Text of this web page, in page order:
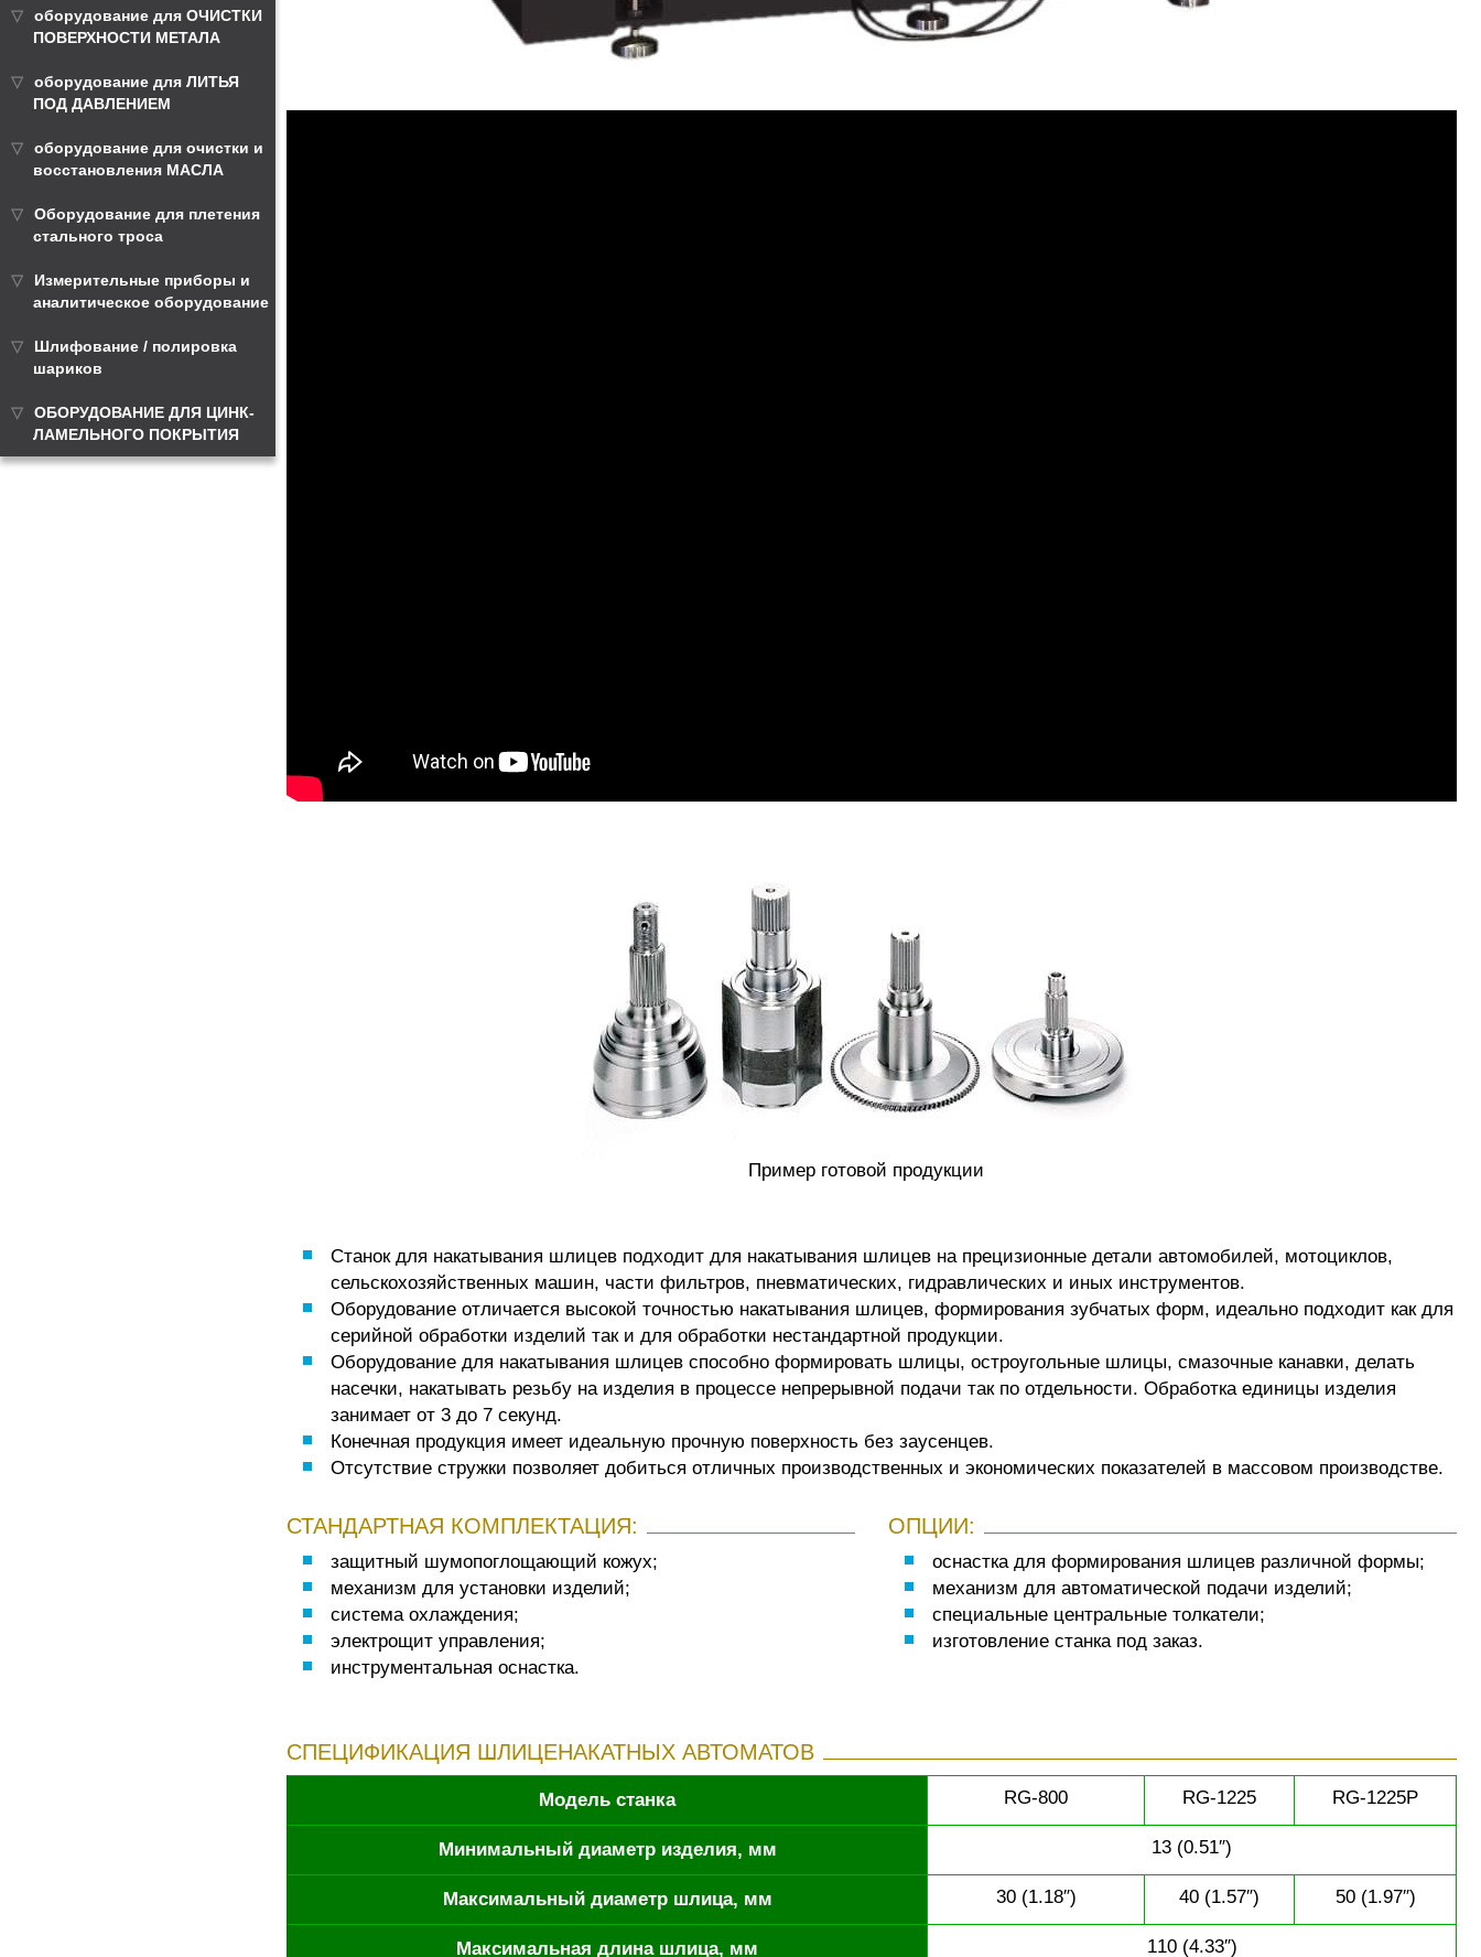
оборудование для ОЧИСТКИ
ПОВЕРХНОСТИ МЕТАЛА
оборудование для ЛИТЬЯ
ПОД ДАВЛЕНИЕМ
оборудование для очистки и
восстановления МАСЛА
Оборудование для плетения
стального троса
Измерительные приборы и
аналитическое оборудование
Шлифование / полировка
шариков
ОБОРУДОВАНИЕ ДЛЯ ЦИНК-
ЛАМЕЛЬНОГО ПОКРЫТИЯ
Пример готовой продукции
Станок для накатывания шлицев подходит для накатывания шлицев на прецизионные детали автомобилей, мотоциклов,
сельскохозяйственных машин, части фильтров, пневматических, гидравлических и иных инструментов.
Оборудование отличается высокой точностью накатывания шлицев, формирования зубчатых форм, идеально подходит как для
серийной обработки изделий так и для обработки нестандартной продукции.
Оборудование для накатывания шлицев способно формировать шлицы, остроугольные шлицы, смазочные канавки, делать
насечки, накатывать резьбу на изделия в процессе непрерывной подачи так по отдельности. Обработка единицы изделия
занимает от 3 до 7 секунд.
Конечная продукция имеет идеальную прочную поверхность без заусенцев.
Отсутствие стружки позволяет добиться отличных производственных и экономических показателей в массовом производстве.
СТАНДАРТНАЯ КОМПЛЕКТАЦИЯ:
защитный шумопоглощающий кожух;
механизм для установки изделий;
система охлаждения;
электрощит управления;
инструментальная оснастка.
ОПЦИИ:
оснастка для формирования шлицев различной формы;
механизм для автоматической подачи изделий;
специальные центральные толкатели;
изготовление станка под заказ.
СПЕЦИФИКАЦИЯ ШЛИЦЕНАКАТНЫХ АВТОМАТОВ
Модель станка RG-800 RG-1225 RG-1225P
Минимальный диаметр изделия, мм 13 (0.51″)
Максимальный диаметр шлица, мм 30 (1.18″) 40 (1.57″) 50 (1.97″)
Максимальная длина шлица, мм 110 (4.33″)